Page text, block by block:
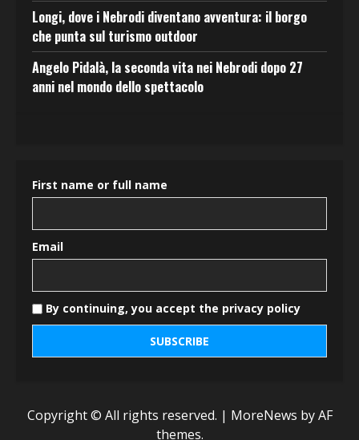
Longi, dove i Nebrodi diventano avventura: il borgo
che punta sul turismo outdoor
Angelo Pidalà, la seconda vita nei Nebrodi dopo 27
anni nel mondo dello spettacolo
First name or full name
Email
By continuing, you accept the privacy policy
Copyright © All rights reserved. | MoreNews by AF
themes.